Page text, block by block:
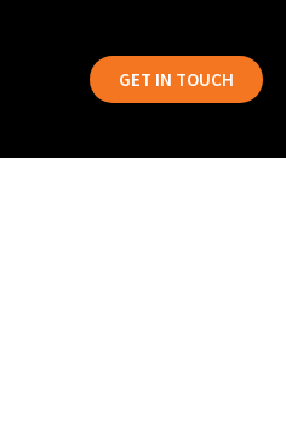
GET IN TOUCH